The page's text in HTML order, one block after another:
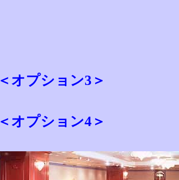
＜オプション3＞
＜オプション4＞